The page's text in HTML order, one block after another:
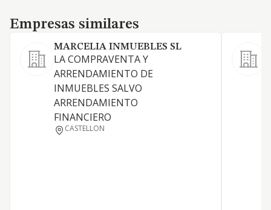
Empresas similares
Empresas similares
MARCELIA INMUEBLES SL
LA COMPRAVENTA Y
ARRENDAMIENTO DE
INMUEBLES SALVO
ARRENDAMIENTO
FINANCIERO
CASTELLON